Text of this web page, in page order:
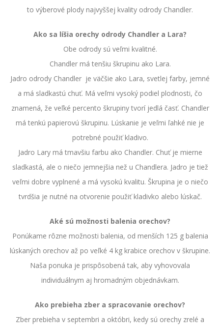
to výberové plody najvyššej kvality odrody Chandler.
Ako sa líšia orechy odrody Chandler a Lara?
Obe odrody sú veľmi kvalitné.
Chandler má tenšiu škrupinu ako Lara.
Jadro odrody Chandler je väčšie ako Lara, svetlej farby, jemné
a má sladkastú chuť. Má veľmi vysoký podiel plodnosti, čo
znamená, že veľké percento škrupiny tvorí jedlá časť. Chandler
má tenkú papierovú škrupinu. Lúskanie je veľmi ľahké nie je
potrebné použiť kladivo.
Jadro Lary má tmavšiu farbu ako Chandler. Chuť je mierne
sladkastá, ale o niečo jemnejšia než u Chandlera. Jadro je tiež
veľmi dobre vyplnené a má vysokú kvalitu. Škrupina je o niečo
tvrdšia je nutné na otvorenie použiť kladivko alebo lúskač.
Aké sú možnosti balenia orechov?
Ponúkame rôzne možnosti balenia, od menších 125 g balenia
lúskaných orechov až po veľké 4 kg krabice orechov v škrupine.
Naša ponuka je prispôsobená tak, aby vyhovovala
individuálnym aj hromadným objednávkam.
Ako prebieha zber a spracovanie orechov?
Zber prebieha v septembri a októbri, kedy sú orechy zrelé a